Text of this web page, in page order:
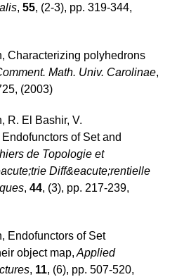
, 55, (2-3), pp. 319-344,
, Characterizing polyhedrons
Math. Univ. Carolinae,
, (2003)
R. El Bashir, V.
Endofunctors of Set and
de Topologie et
Diff&eacute;rentielle
, 44, (3), pp. 217-239,
, Endofunctors of Set
object map, Applied
, 11, (6), pp. 507-520,